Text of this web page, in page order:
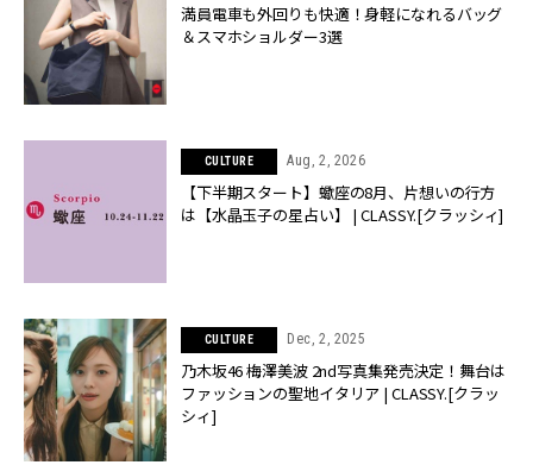
満員電車も外回りも快適！身軽になれるバッグ
＆スマホショルダー3選
CULTURE Aug, 2, 2026
【下半期スタート】蠍座の8月、片想いの行方
は【水晶玉子の星占い】 | CLASSY.[クラッシィ]
CULTURE Dec, 2, 2025
乃木坂46 梅澤美波 2nd写真集発売決定！舞台は
ファッションの聖地イタリア | CLASSY.[クラッ
シィ]